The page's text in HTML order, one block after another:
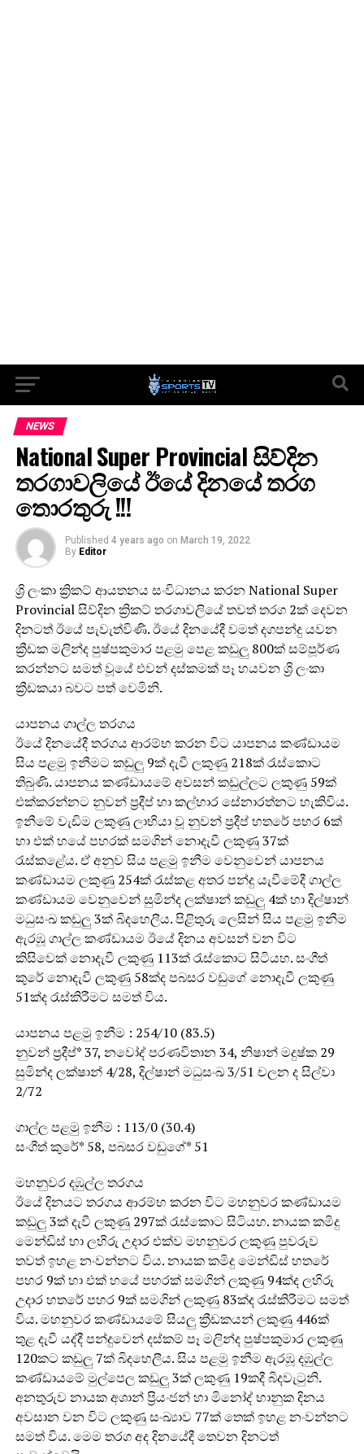
NEWS
National Super Provincial සිව්දින
තරගාවලියේ ඊයේ දිනයේ තරග
තොරතුරු !!!
Published 4 years ago on March 19, 2022
By Editor
ශ්‍රි ලංකා ක්‍රිකට් ආයතනය සංවිධානය කරන National Super
Provincial සිව්දින ක්‍රිකට් තරගාවලියේ තවත් තරග 2ක් දෙවන
දිනටත් ඊයේ පැවැත්විණි. ඊයේ දිනයේදී වමත් දගපන්දු යවන
ක්‍රීඩක මලින්ද පුෂ්පකුමාර පළමු පෙළ කඩුලු 800ක් සම්පූර්ණ
කරන්නට සමත් වූයේ එවන් දස්කමක් පෑ හයවන ශ්‍රි ලංකා
ක්‍රීඩකයා බවට පත් වෙමිනි.
යාපනය ගාල්ල තරගය
ඊයේ දිනයේදී තරගය ආරම්භ කරන විට යාපනය කණ්ඩායම
සිය පළමු ඉනීමට කඩුලු 9ක් දැවී ලකුණු 218ක් රැස්කොට
තිබුණි. යාපනය කණ්ඩායමේ අවසන් කඩුල්ලට ලකුණු 59ක්
එක්කරන්නට නුවන් ප්‍රදීප් හා කල්හාර සේනාරත්නට හැකිවිය.
ඉනීමේ වැඩිම ලකුණු ලාභියා වූ නුවන් ප්‍රදීප් හතරේ පහර 6ක්
හා එක් හයේ පහරක් සමගින් නොදැවී ලකුණු 37ක්
රැස්කළේය. ඒ අනුව සිය පළමු ඉනීම වෙනුවෙන් යාපනය
කණ්ඩායම ලකුණු 254ක් රැස්කළ අතර පන්දු යැවීමේදී ගාල්ල
කණ්ඩායම වෙනුවෙන් සුමින්ද ලක්ෂාන් කඩුලු 4ක් හා දිල්ෂාන්
මධුසංඛ කඩුලු 3ක් බිදහෙලීය. පිළිතුරු ලෙසින් සිය පළමු ඉනීම
ඇරඹූ ගාල්ල කණ්ඩායම ඊයේ දිනය අවසන් වන විට
කිසිවෙක් නොදැවී ලකුණු 113ක් රැස්කොට සිටියහ. සංගීත්
කුරේ නොදැවී ලකුණු 58ක්ද පබසර වඩුගේ නොදැවී ලකුණු
51ක්ද රැස්කිරීමට සමත් විය.
යාපනය පළමු ඉනීම : 254/10 (83.5)
නුවන් ප්‍රදීප්* 37, නවෝද් පරණවිතාන 34, නිෂාන් මදුෂ්ක 29
සුමින්ද ලක්ෂාන් 4/28, දිල්ෂාන් මධුසංඛ 3/51 චලන ද සිල්වා
2/72
ගාල්ල පළමු ඉනීම : 113/0 (30.4)
සංගීත් කුරේ* 58, පබසර වඩුගේ* 51
මහනුවර දඹුල්ල තරගය
ඊයේ දිනයට තරගය ආරම්භ කරන විට මහනුවර කණ්ඩායම
කඩුලු 3ක් දැවී ලකුණු 297ක් රැස්කොට සිටියහ. නායක කමිදු
මෙන්ඩිස් හා ලහිරු උදාර එක්ව මහනුවර ලකුණු පුවරුව
තවත් ඉහළ නංවන්නට විය. නායක කමිදු මෙන්ඩිස් හතරේ
පහර 9ක් හා එක් හයේ පහරක් සමගින් ලකුණු 94ක්ද ලහිරු
උදාර හතරේ පහර 9ක් සමගින් ලකුණු 83ක්ද රැස්කිරීමට සමත්
විය. මහනුවර කණ්ඩායමේ සියලු ක්‍රීඩකයන් ලකුණු 446ක්
තුළ දැවී යද්දී පන්දුවෙන් දස්කම් පෑ මලින්ද පුෂ්පකුමාර ලකුණු
120කට කඩුලු 7ක් බිදහෙලීය. සිය පළමු ඉනීම ඇරඹූ දඹුල්ල
කණ්ඩායමේ මුල්පෙල කඩුලු 3ක් ලකුණු 19කදී බිදවැටුනි.
අනතුරුව නායක අශාන් ප්‍රියංජන් හා මිනෝද් භානුක දිනය
අවසාන වන විට ලකුණු සංඛ්‍යාව 77ක් තෙක් ඉහළ නංවන්නට
සමත් විය. මෙම තරග අද දිනයේදී තෙවන දිනටත්